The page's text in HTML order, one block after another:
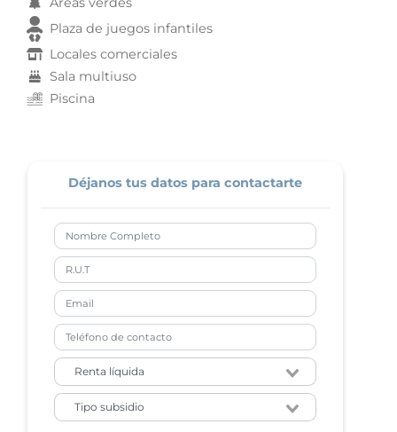
Plaza de juegos infantiles
Locales comerciales
Sala multiuso
Piscina
Déjanos tus datos para contactarte